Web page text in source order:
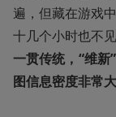
遍，但藏在游戏
十几个小时也不
一贯传统，“维
图信息密度非常